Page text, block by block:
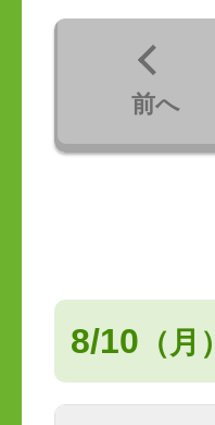
前へ
8/10 （月）